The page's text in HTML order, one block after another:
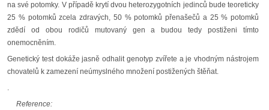
na své potomky. V případě krytí dvou heterozygotních jedinců bude teoreticky
25 % potomků zcela zdravých, 50 % potomků přenašečů a 25 % potomků
zdědí od obou rodičů mutovaný gen a budou tedy postiženi tímto
onemocněním.
Genetický test dokáže jasně odhalit genotyp zvířete a je vhodným nástrojem
chovatelů k zamezení neúmyslného množení postižených štěňat.
.
Reference: